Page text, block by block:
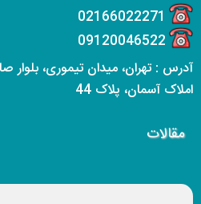
02166022271
09120046522
آدرس : تهران، میدان تیموری،
املاک آسمان، پلاک 44
مقالات